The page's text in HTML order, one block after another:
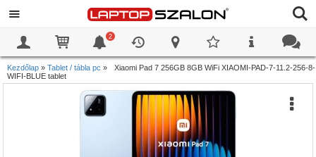
2
Kezdőlap » Tablet / tábla pc »
Xiaomi Pad 7 256GB 8GB WiFi XIAOMI-PAD-7-11.2-256-8-
WIFI-BLUE tablet
0
0